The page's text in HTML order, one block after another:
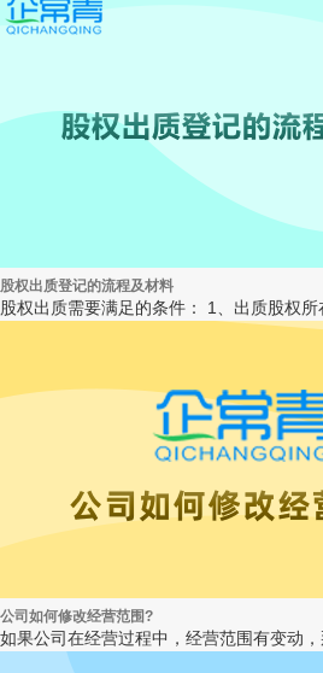
股权出质登记的流程及材料
股权出质需要满足的条件： 1、出质股权
公司如何修改经营范围?
如果公司在经营过程中，经营范围有变动